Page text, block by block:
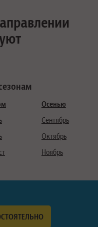
Осенью
Сентябрь
Октябрь
Ноябрь